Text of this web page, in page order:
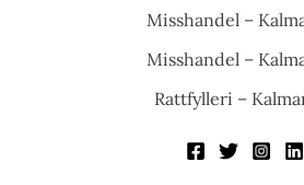
Misshandel –
Misshandel –
Rattfylleri –